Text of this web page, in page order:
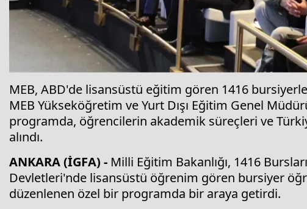
MEB, ABD'de lisansüstü eğitim gören 1416
MEB Yükseköğretim ve Yurt Dışı Eğitim Genel
programda, öğrencilerin akademik süreçleri ve
alındı.
ANKARA (İGFA) - Milli Eğitim Bakanlığı, 1416
Devletleri'nde lisansüstü öğrenim gören bursiyer
düzenlenen özel bir programda bir araya getirdi.